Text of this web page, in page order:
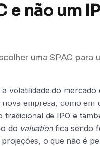
e não um
uma SPAC para
volatilidade do
empresa, como em
de IPO e
do valuationfica sendo
o que não é